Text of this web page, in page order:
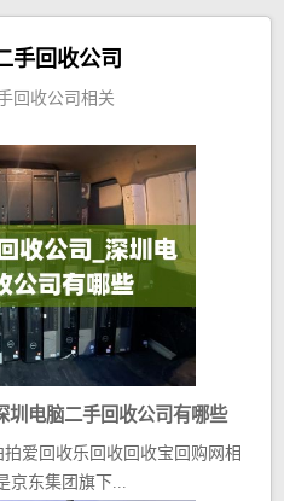
手回收公司
回收公司相关
圳电脑二手回收公司有哪些
爱回收乐回收回收宝回购网相
京东集团旗下...